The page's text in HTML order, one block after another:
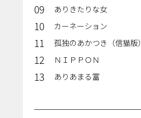
09 ありきたりな女
10 カーネーション
11 孤独のあかつき（信猫版）
12 ＮＩＰＰＯＮ
13 ありあまる富